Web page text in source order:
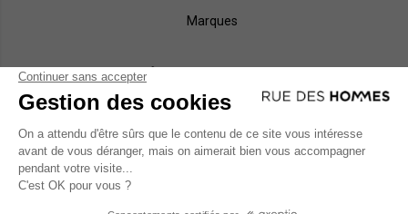
Marques
NOS MÉTHODES DE PAIEMENT
MODES DE LIVRAISON